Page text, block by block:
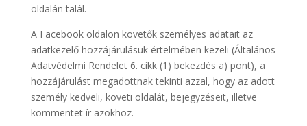
oldalán talál.
A Facebook oldalon követők személyes adatait az
adatkezelő hozzájárulásuk értelmében kezeli (Általános
Adatvédelmi Rendelet 6. cikk (1) bekezdés a) pont), a
hozzájárulást megadottnak tekinti azzal, hogy az adott
személy kedveli, követi oldalát, bejegyzéseit, illetve
kommentet ír azokhoz.